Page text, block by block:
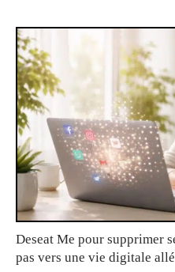
Deseat Me pour supprimer
pas vers une vie digitale